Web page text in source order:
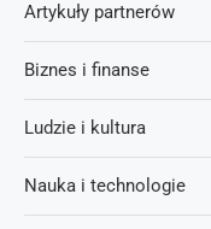
Artykuły partnerów
Biznes i finanse
Ludzie i kultura
Nauka i technologie